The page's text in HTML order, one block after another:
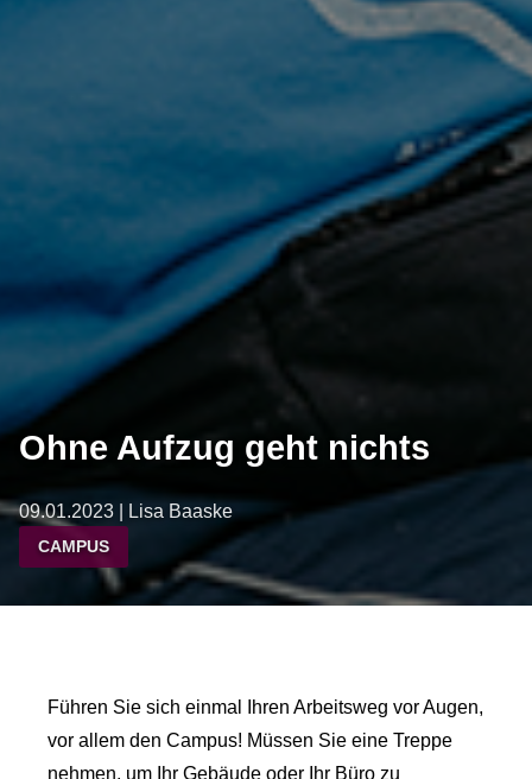
Ohne Aufzug geht nichts
09.01.2023 | Lisa Baaske
CAMPUS
Führen Sie sich einmal Ihren Arbeitsweg vor Augen,
vor allem den Campus! Müssen Sie eine Treppe
nehmen, um Ihr Gebäude oder Ihr Büro zu